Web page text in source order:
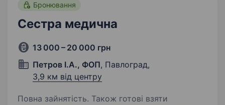
Бронювання
Сестра медична
13 000 – 20 000 грн
Петров І.А., ФОП, Павлоград,
3,9 км від центру
Повна зайнятість. Також готові взяти